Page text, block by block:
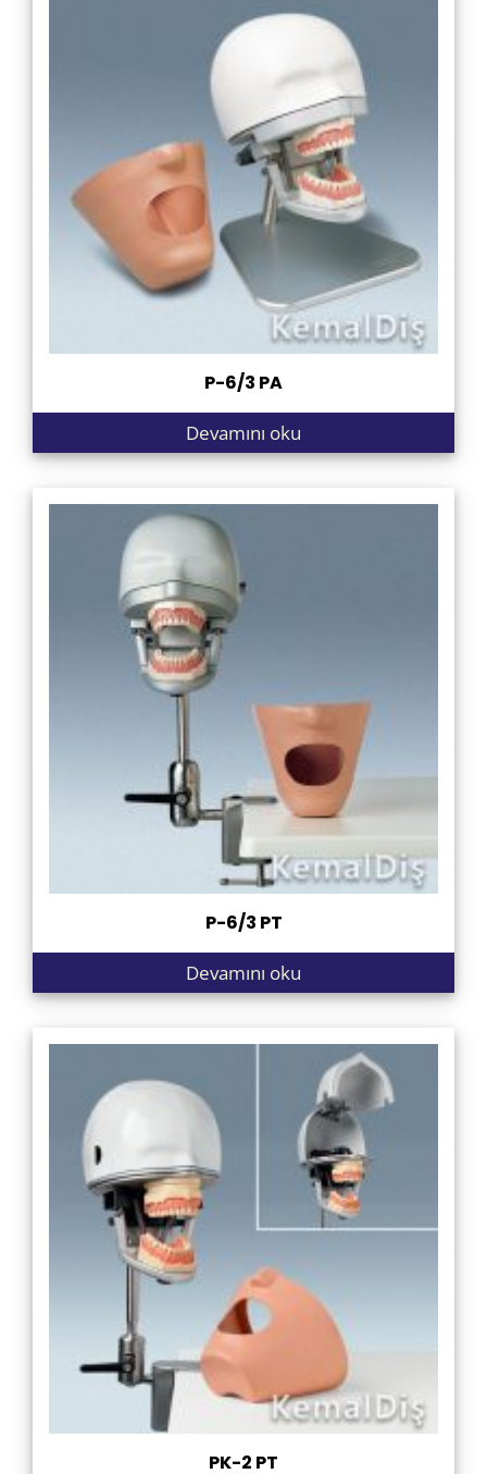
P-6/3 PA
Devamını oku
P-6/3 PT
Devamını oku
PK-2 PT